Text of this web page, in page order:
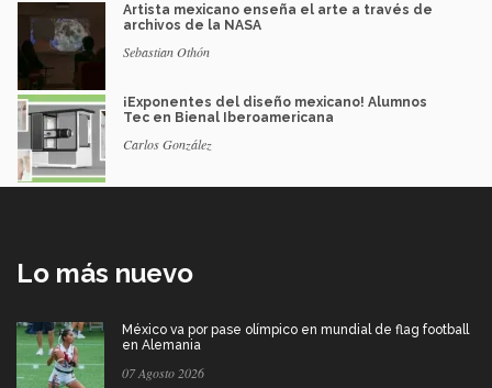
Artista mexicano enseña el arte a través de
archivos de la NASA
Sebastian Othón
¡Exponentes del diseño mexicano! Alumnos
Tec en Bienal Iberoamericana
Carlos González
Lo más nuevo
México va por pase olímpico en mundial de flag football
en Alemania
07 Agosto 2026